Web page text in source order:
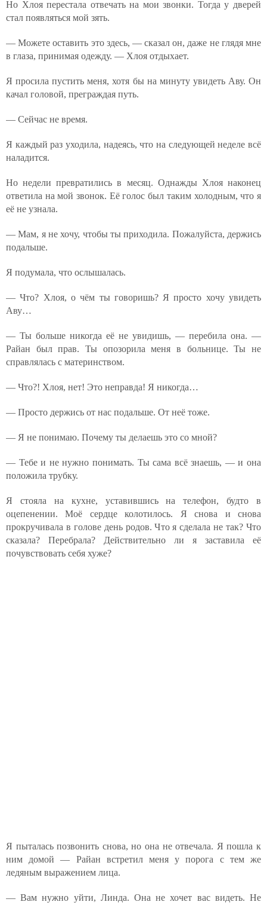
Но Хлоя перестала отвечать на мои звонки. Тогда у дверей
стал появляться мой зять.
— Можете оставить это здесь, — сказал он, даже не глядя мне
в глаза, принимая одежду. — Хлоя отдыхает.
Я просила пустить меня, хотя бы на минуту увидеть Аву. Он
качал головой, преграждая путь.
— Сейчас не время.
Я каждый раз уходила, надеясь, что на следующей неделе всё
наладится.
Но недели превратились в месяц. Однажды Хлоя наконец
ответила на мой звонок. Её голос был таким холодным, что я
её не узнала.
— Мам, я не хочу, чтобы ты приходила. Пожалуйста, держись
подальше.
Я подумала, что ослышалась.
— Что? Хлоя, о чём ты говоришь? Я просто хочу увидеть
Аву…
— Ты больше никогда её не увидишь, — перебила она. —
Райан был прав. Ты опозорила меня в больнице. Ты не
справлялась с материнством.
— Что?! Хлоя, нет! Это неправда! Я никогда…
— Просто держись от нас подальше. От неё тоже.
— Я не понимаю. Почему ты делаешь это со мной?
— Тебе и не нужно понимать. Ты сама всё знаешь, — и она
положила трубку.
Я стояла на кухне, уставившись на телефон, будто в
оцепенении. Моё сердце колотилось. Я снова и снова
прокручивала в голове день родов. Что я сделала не так? Что
сказала? Перебрала? Действительно ли я заставила её
почувствовать себя хуже?
Я пыталась позвонить снова, но она не отвечала. Я пошла к
ним домой — Райан встретил меня у порога с тем же
ледяным выражением лица.
— Вам нужно уйти, Линда. Она не хочет вас видеть. Не